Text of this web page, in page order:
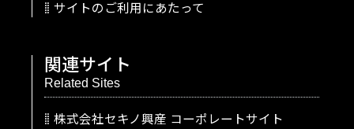
サイトのご利用にあたって
関連サイト
Related Sites
株式会社セキノ興産 コーポレートサイト